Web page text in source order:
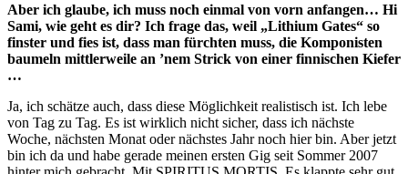
Aber ich glaube, ich muss noch einmal von vorn anfangen… Hi
Sami, wie geht es dir? Ich frage das, weil „Lithium Gates“ so
finster und fies ist, dass man fürchten muss, die Komponisten
baumeln mittlerweile an ’nem Strick von einer finnischen Kiefer
…
Ja, ich schätze auch, dass diese Möglichkeit realistisch ist. Ich lebe
von Tag zu Tag. Es ist wirklich nicht sicher, dass ich nächste
Woche, nächsten Monat oder nächstes Jahr noch hier bin. Aber jetzt
bin ich da und habe gerade meinen ersten Gig seit Sommer 2007